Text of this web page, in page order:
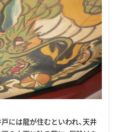
には龍が住むといわれ、天井